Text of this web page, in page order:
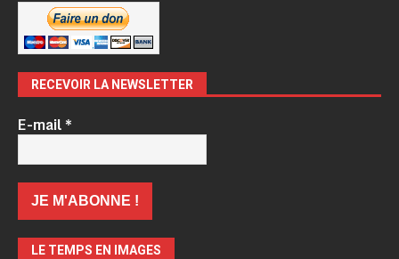
RECEVOIR LA NEWSLETTER
E-mail*
LE TEMPS EN IMAGES